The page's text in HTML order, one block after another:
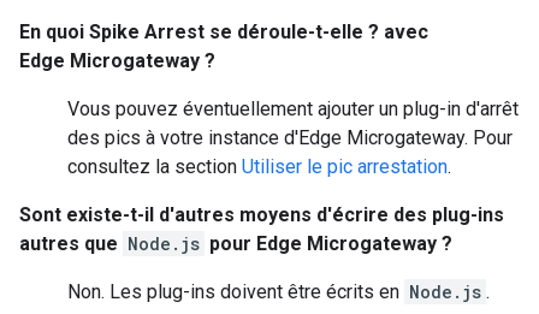
En quoi Spike Arrest se déroule-t-elle ? avec
Edge Microgateway ?
Vous pouvez éventuellement ajouter un plug-in d'arrêt
des pics à votre instance d'Edge Microgateway. Pour
consultez la section Utiliser le pic arrestation.
Sont existe-t-il d'autres moyens d'écrire des plug-ins
autres que Node.js pour Edge Microgateway ?
Non. Les plug-ins doivent être écrits en Node.js .